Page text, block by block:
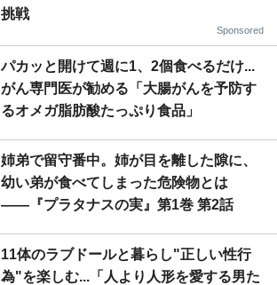
挑戦
Sponsored
パカッと開けて週に1、2個食べるだけ...
がん専門医が勧める「大腸がんを予防す
るオメガ脂肪酸たっぷり食品」
姉弟で留守番中。姉が目を離した隙に、
幼い弟が食べてしまった危険物とは
――『プラタナスの実』第1巻 第2話
11体のラブドールと暮らし"正しい性行
為"を楽しむ...「人より人形を愛する男た